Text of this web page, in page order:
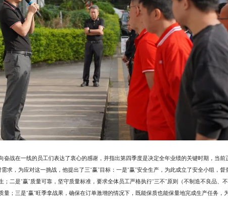
奋战在一线的员工们表达了衷心的感谢，并指出第四季度是决定全年业绩的关键时期，当前
求，为应对这一挑战，他提出了三“赢”目标：一是“赢”安全生产，为此成立了安全小组，督
二是“赢”质量可靠，坚守质量标准，要求全体员工严格执行“三不”原则（不制造不良品、
；三是“赢”旺季拿战果，确保在订单激增的情况下，既能保质也能保量地完成生产任务，